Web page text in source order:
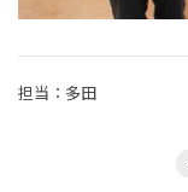
担当：多田